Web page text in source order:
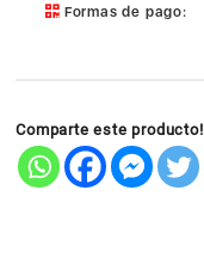
cantidad
Formas de pago:
Comparte este producto!